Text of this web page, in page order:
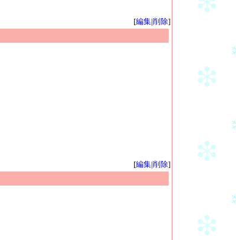
[編集|削除]
[編集|削除]